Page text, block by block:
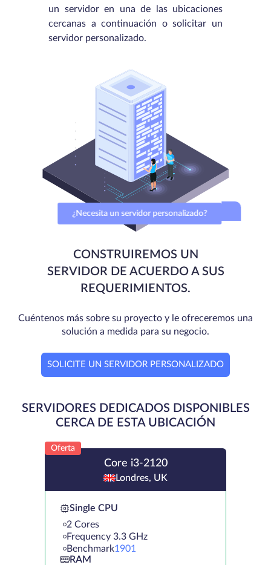
un servidor en una de las ubicaciones
cercanas a continuación o solicitar un
servidor personalizado.
¿Necesita un servidor personalizado?
CONSTRUIREMOS UN
SERVIDOR DE ACUERDO A SUS
REQUERIMIENTOS.
Cuéntenos más sobre su proyecto y le ofreceremos una
solución a medida para su negocio.
SOLICITE UN SERVIDOR PERSONALIZADO
SERVIDORES DEDICADOS DISPONIBLES
CERCA DE ESTA UBICACIÓN
Oferta
Core i3-2120
Londres, UK
Single CPU
2 Cores
Frequency 3.3 GHz
Benchmark1901
RAM